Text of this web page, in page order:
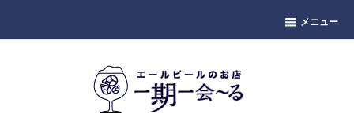
メニュー